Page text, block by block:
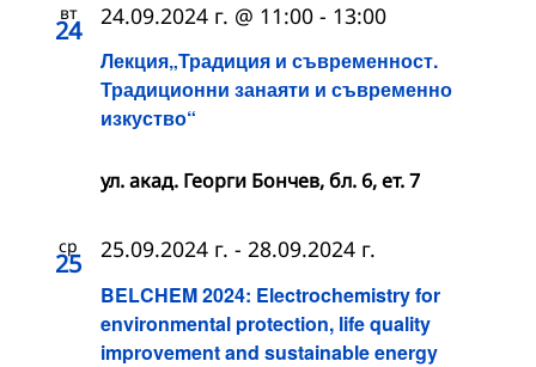
вт
24
Лекция„Традиция и съвременност.
Традиционни занаяти и съвременно
изкуство“
24.09.2024 г. @ 11:00 - 13:00
ул. акад. Георги Бончев, бл. 6, ет. 7
ср
25
BELCHEM 2024: Electrochemistry for
environmental protection, life quality
improvement and sustainable energy
25.09.2024 г. - 28.09.2024 г.